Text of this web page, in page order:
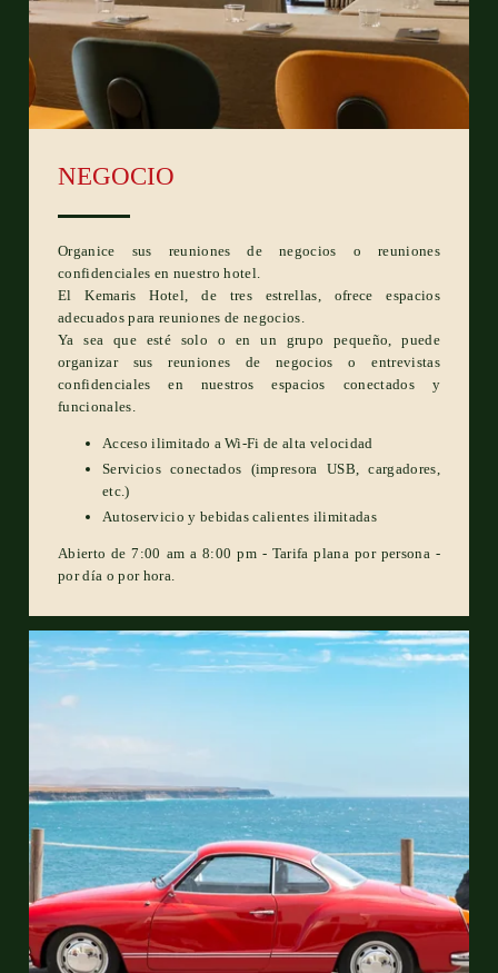
NEGOCIO
Organice sus reuniones de negocios o reuniones
confidenciales en nuestro hotel.
El Kemaris Hotel, de tres estrellas, ofrece espacios
adecuados para reuniones de negocios.
Ya sea que esté solo o en un grupo pequeño, puede
organizar sus reuniones de negocios o entrevistas
confidenciales en nuestros espacios conectados y
funcionales.
Acceso ilimitado a Wi-Fi de alta velocidad
Servicios conectados (impresora USB, cargadores,
etc.)
Autoservicio y bebidas calientes ilimitadas
Abierto de 7:00 am a 8:00 pm - Tarifa plana por persona -
por día o por hora.
INICIO
HABITACIONES &
SERVICIOS
TURISMO
CONTACTO Y ACCESO
GALERÍA
RESERVA